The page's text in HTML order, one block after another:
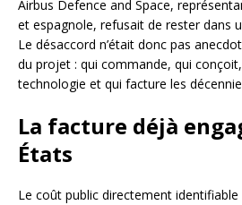
Airbus Defence and Space,
et espagnole, refusait de rester dans
Le désaccord n’était donc pas
du projet : qui commande, qui
technologie et qui facture les
La facture déjà
États
Le coût public directement